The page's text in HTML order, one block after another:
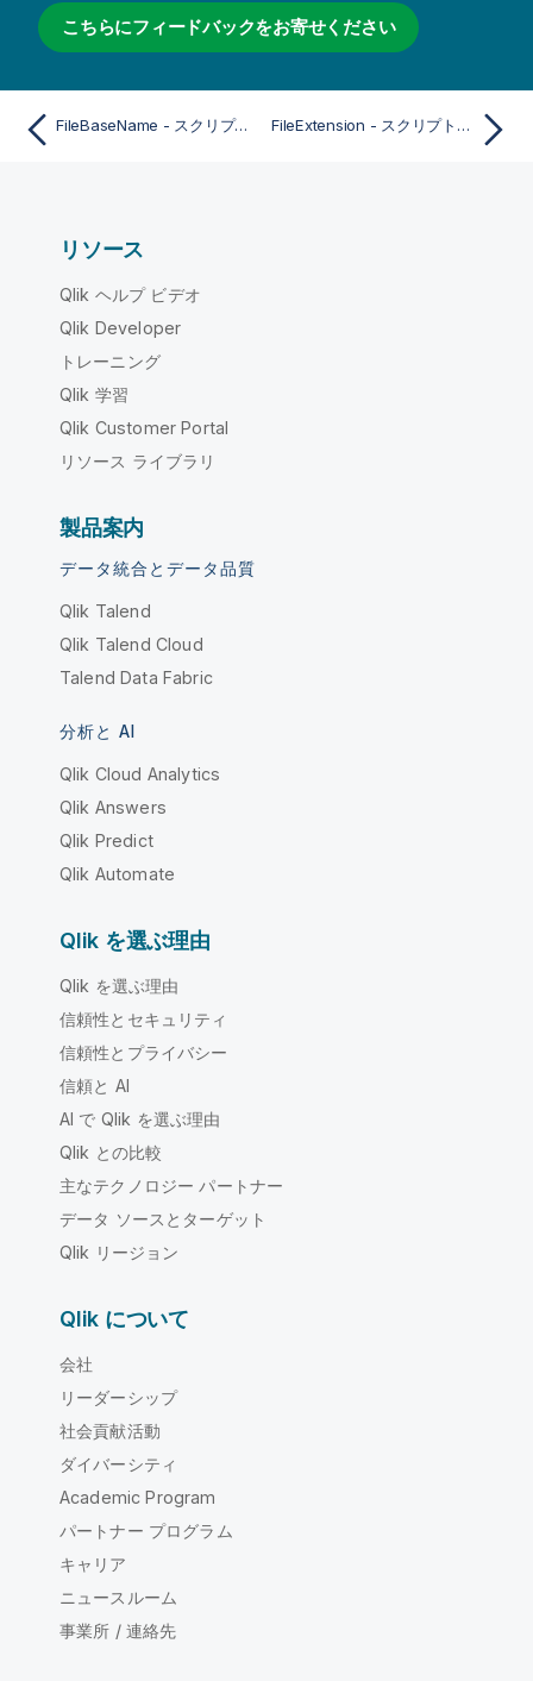
こちらにフィードバックをお寄せください
FileBaseName - スクリプト関数 FileExtension - スクリプト関数
リソース
Qlik ヘルプ ビデオ
Qlik Developer
トレーニング
Qlik 学習
Qlik Customer Portal
リソース ライブラリ
製品案内
データ統合とデータ品質
Qlik Talend
Qlik Talend Cloud
Talend Data Fabric
分析と AI
Qlik Cloud Analytics
Qlik Answers
Qlik Predict
Qlik Automate
Qlik を選ぶ理由
Qlik を選ぶ理由
信頼性とセキュリティ
信頼性とプライバシー
信頼と AI
AI で Qlik を選ぶ理由
Qlik との比較
主なテクノロジー パートナー
データ ソースとターゲット
Qlik リージョン
Qlik について
会社
リーダーシップ
社会貢献活動
ダイバーシティ
Academic Program
パートナー プログラム
キャリア
ニュースルーム
事業所 / 連絡先